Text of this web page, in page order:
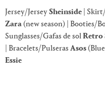
Jersey/JerseySheinside |
Zara(new season) | Booties/
Sunglasses/Gafas de solRetro
| Bracelets/Pulseras Asos
Essie